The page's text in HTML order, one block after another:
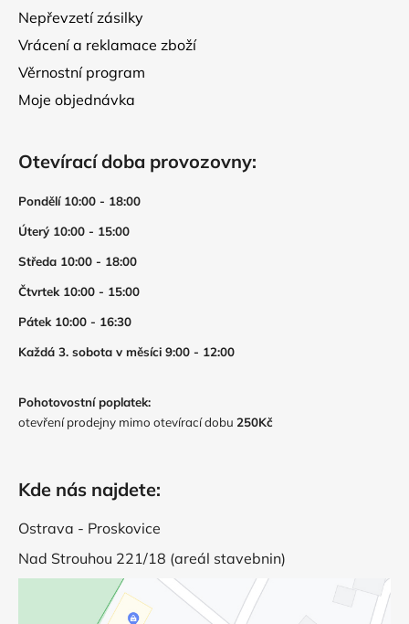
Nepřevzetí zásilky
Vrácení a reklamace zboží
Věrnostní program
Moje objednávka
Otevírací doba provozovny:
Pondělí 10:00 - 18:00
Úterý 10:00 - 15:00
Středa 10:00 - 18:00
Čtvrtek 10:00 - 15:00
Pátek 10:00 - 16:30
Každá 3. sobota v měsíci 9:00 - 12:00
Pohotovostní poplatek:
otevření prodejny mimo otevírací dobu 250Kč
Kde nás najdete:
Ostrava - Proskovice
Nad Strouhou 221/18 (areál stavebnin)